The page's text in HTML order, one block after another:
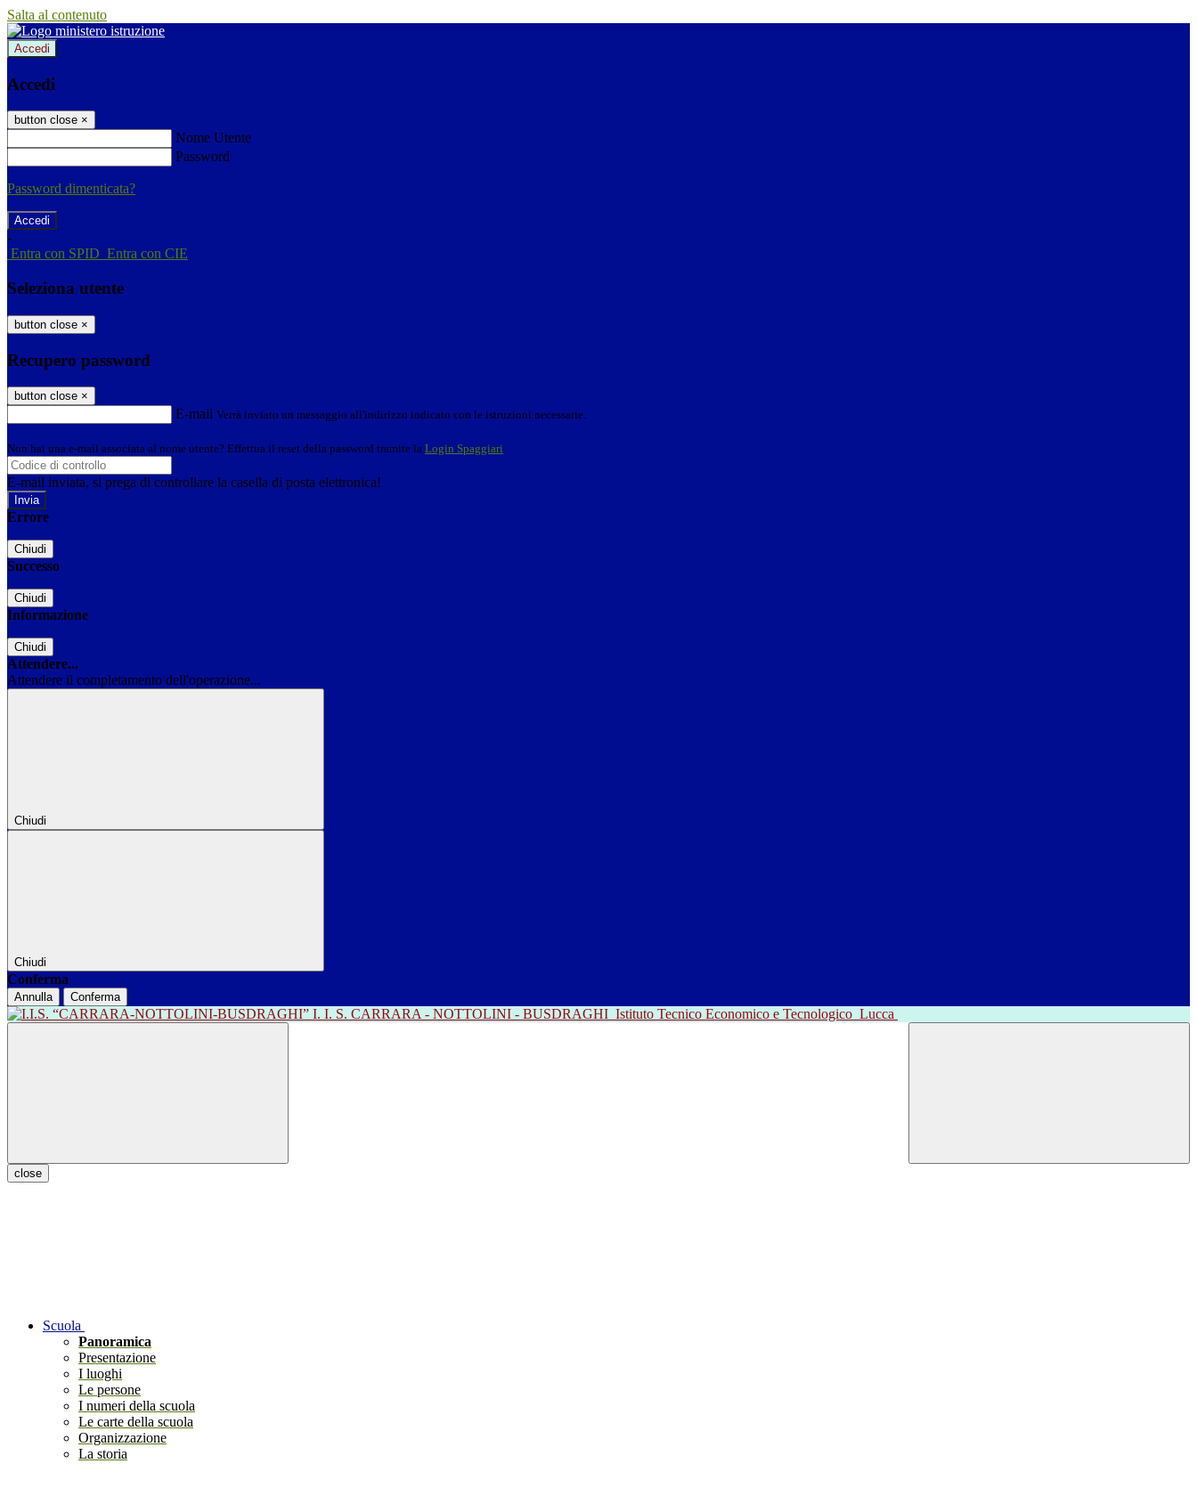
Salta al contenuto
Accedi
Accedi
button close ×
Nome Utente
Password
Password dimenticata?
-
Entra con SPID Entra con CIE
Seleziona utente
button close ×
Recupero password
button close ×
E-mail Verrà inviato un messaggio all'indirizzo indicato con le istruzioni necessarie.
Non hai una e-mail associata al nome utente? Effettua il reset della password tramite la Login Spaggiari
E-mail inviata, si prega di controllare la casella di posta elettronica!
Errore
Chiudi
Successo
Chiudi
Informazione
Chiudi
Attendere...
Attendere il completamento dell'operazione...
Chiudi
Chiudi
Conferma
Annulla Conferma
I. I. S. CARRARA - NOTTOLINI - BUSDRAGHI Istituto Tecnico Economico e Tecnologico Lucca
close
Scuola
Panoramica
Presentazione
I luoghi
Le persone
I numeri della scuola
Le carte della scuola
Organizzazione
La storia